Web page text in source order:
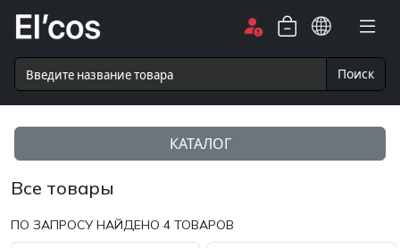
Поиск
КАТАЛОГ
Все товары
ПО ЗАПРОСУ НАЙДЕНО 4 ТОВАРОВ